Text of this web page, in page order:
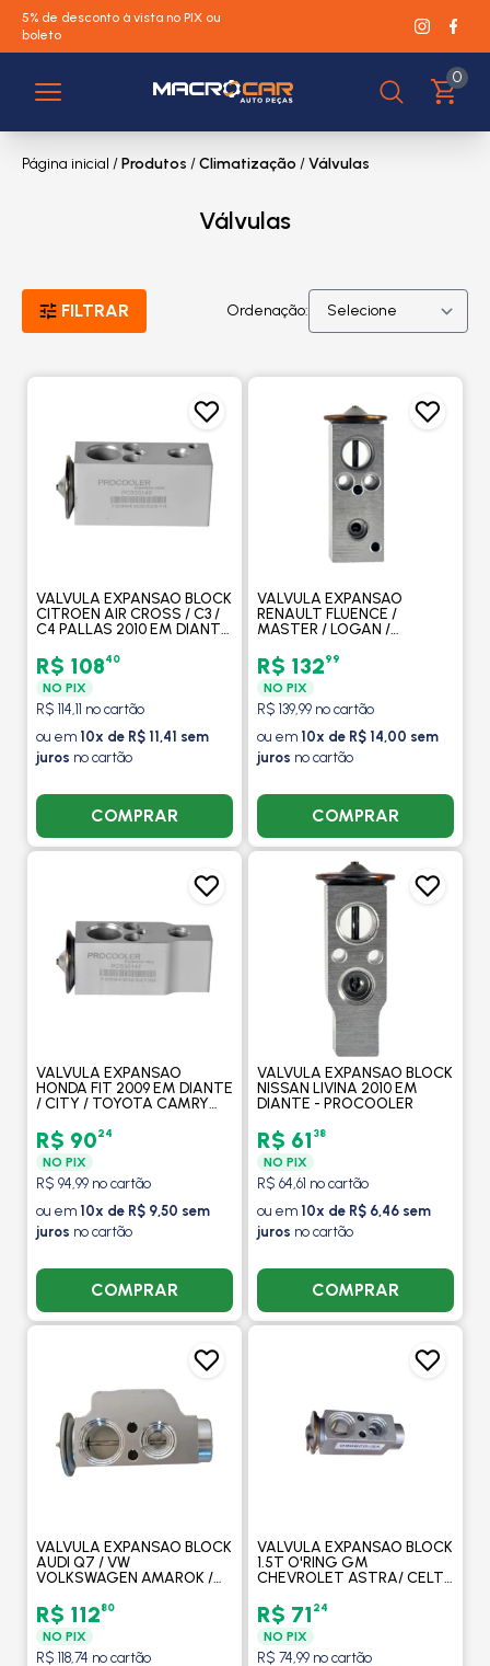
5% de desconto à vista no PIX ou
boleto
0
Página inicial /Produtos /Climatização/Válvulas
Válvulas
FILTRAR Ordenação:
VALVULA EXPANSAO BLOCK
CITROEN AIR CROSS / C3 /
C4 PALLAS 2010 EM DIANTE
R$ 10840
NO PIX
R$ 114,11 no cartão
ou em 10x de R$ 11,41 sem
juros no cartão
COMPRAR
VALVULA EXPANSAO
RENAULT FLUENCE /
MASTER / LOGAN /
PROCOOLER
R$ 13299
NO PIX
R$ 139,99 no cartão
ou em 10x de R$ 14,00 sem
juros no cartão
COMPRAR
VALVULA EXPANSAO
HONDA FIT 2009 EM DIANTE
/ CITY / TOYOTA CAMRY
FIELDER 03 / 08 -
PROCOOLER
R$ 9024
NO PIX
R$ 94,99 no cartão
ou em 10x de R$ 9,50 sem
juros no cartão
COMPRAR
VALVULA EXPANSAO BLOCK
NISSAN LIVINA 2010 EM
DIANTE - PROCOOLER
R$ 61 38
NO PIX
R$ 64,61 no cartão
ou em 10x de R$ 6,46 sem
juros no cartão
COMPRAR
VALVULA EXPANSAO BLOCK
AUDI Q7 / VW
VOLKSWAGEN AMAROK /
PROCOOLER
R$ 11280
NO PIX
R$ 118,74 no cartão
VALVULA EXPANSAO BLOCK
1.5T O'RING GM
CHEVROLET ASTRA/ CELTA
PROCOOLER
R$ 71 24
NO PIX
R$ 74,99 no cartão